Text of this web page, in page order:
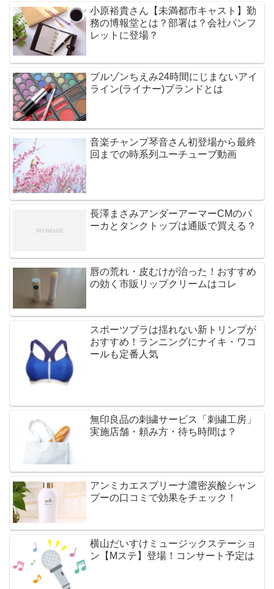
小原裕貴さん【未満都市キャスト】勤
務の博報堂とは？部署は？会社パンフ
レットに登場？
ブルゾンちえみ24時間にじまないアイ
ライン(ライナー)ブランドとは
音楽チャンプ琴音さん初登場から最終
回までの時系列ユーチューブ動画
長澤まさみアンダーアーマーCMのパ
ーカとタンクトップは通販で買える？
唇の荒れ・皮むけが治った！おすすめ
の効く市販リップクリームはコレ
スポーツブラは揺れない新トリンプが
おすすめ！ランニングにナイキ・ワコ
ールも定番人気
無印良品の刺繍サービス「刺繍工房」
実施店舗・頼み方・待ち時間は？
アンミカエスプリーナ濃密炭酸シャン
プーの口コミで効果をチェック！
横山だいすけミュージックステーショ
ン【Mステ】登場！コンサート予定は